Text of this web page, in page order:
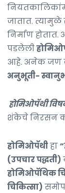
जातात. त्यामुळे
निर्माण
पडलेली
आहे. अनेक जण
अनुभूती-
होमिओपॅथी
शंकेचे निरसन
होमिओपॅथीहा
(उपचार पद्धती)
होमिओपॅथिक
चिकित्सा)